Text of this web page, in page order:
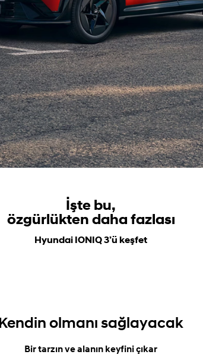
İşte bu,
özgürlükten daha fazlası
Hyundai IONIQ 3’ü keşfet
olmanı sağlayacak
Bir tarzın ve alanın keyfini çıkar